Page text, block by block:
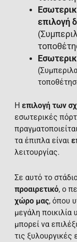
επιλογή
Η επιλογή των
εσωτερικές
τα έπιπλα είναι
λειτουργίας.
Σε αυτό το
προαιρετικό, ο
χώρο μας, όπου
μεγάλη
μπορεί να
τις ξυλουργικές